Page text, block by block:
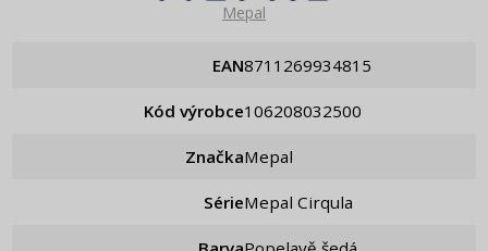
Mepal
EAN 8711269934815
Kód výrobce 106208032500
Značka Mepal
Série Mepal Cirqula